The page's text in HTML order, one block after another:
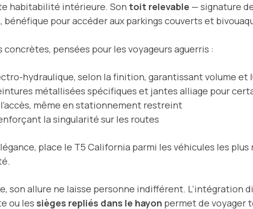
habitabilité intérieure. Son toit relevable — signature
bénéfique pour accéder aux parkings couverts et
pensées pour les voyageurs aguerris :
hydraulique, selon la finition, garantissant volume et
métallisées spécifiques et jantes alliage pour
même en stationnement restreint
la singularité sur les routes
place le T5 California parmi les véhicules les plus
son allure ne laisse personne indifférent. L’intégration
ou les sièges repliés dans le hayon permet de voyager